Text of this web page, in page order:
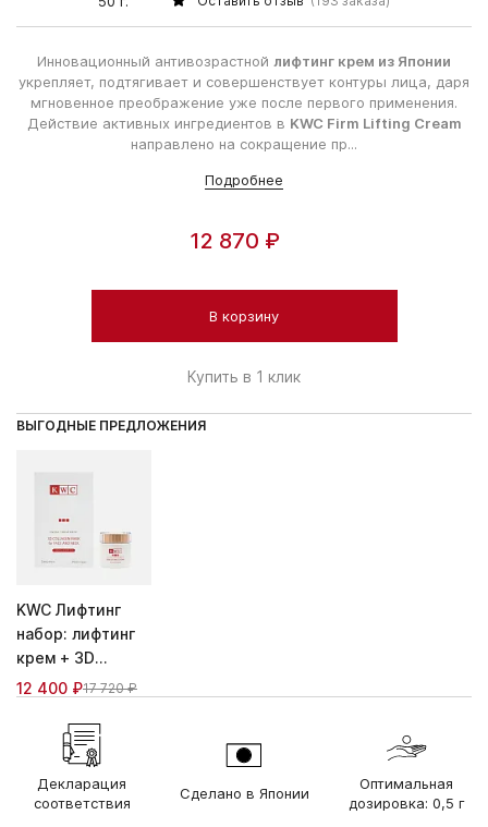
Инновационный антивозрастной лифтинг крем из Японии
укрепляет, подтягивает и совершенствует контуры лица, даря
мгновенное преображение уже после первого применения.
Действие активных ингредиентов в KWC Firm Lifting Cream
направлено на сокращение пр...
Подробнее
12 870 ₽
В корзину
Купить в 1 клик
ВЫГОДНЫЕ ПРЕДЛОЖЕНИЯ
KWC Лифтинг
набор: лифтинг
крем + 3D
Коллагеновая
12 400 ₽17 720 ₽
Декларация
соответствия
Сделано в Японии
Оптимальная
дозировка: 0,5 г